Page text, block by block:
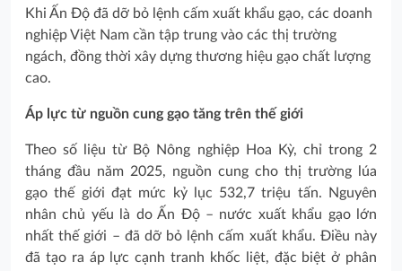
Khi Ấn Độ đã dỡ bỏ lệnh cấm xuất khẩu gạo, các doanh
nghiệp Việt Nam cần tập trung vào các thị trường
ngách, đồng thời xây dựng thương hiệu gạo chất lượng
cao.
Áp lực từ nguồn cung gạo tăng trên thế giới
Theo số liệu từ Bộ Nông nghiệp Hoa Kỳ, chỉ trong 2
tháng đầu năm 2025, nguồn cung cho thị trường lúa
gạo thế giới đạt mức kỷ lục 532,7 triệu tấn. Nguyên
nhân chủ yếu là do Ấn Độ – nước xuất khẩu gạo lớn
nhất thế giới – đã dỡ bỏ lệnh cấm xuất khẩu. Điều này
đã tạo ra áp lực cạnh tranh khốc liệt, đặc biệt ở phân